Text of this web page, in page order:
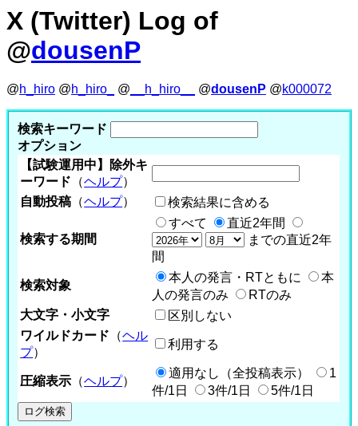
X (Twitter) Log of
@dousenP
@h_hiro @h_hiro_ @ __h_hiro__ @dousenP @k000072
検索キーワード
オプション
【試験運用中】除外キ
ーワード （ヘルプ）
自動投稿 （ヘルプ） 検索結果に含める
検索する期間
すべて
直近2年間
までの直近2年
間
検索対象
本人の発言・RTともに
本
人の発言のみ
RTのみ
大文字・小文字
区別しない
ワイルドカード （ヘル
プ）
利用する
圧縮表示 （ヘルプ）
適用なし（全投稿表示）
1
件/1日
3件/1日 5件/1日